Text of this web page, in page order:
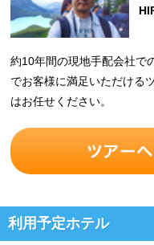
約10年間の現地手配会社で
でお客様に満足いただける
はお任せください。
利用予定ホテル